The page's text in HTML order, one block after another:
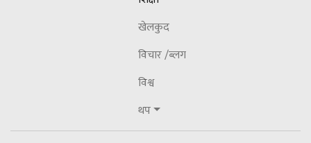
खेलकुद
विचार /ब्लग
विश्व
थप